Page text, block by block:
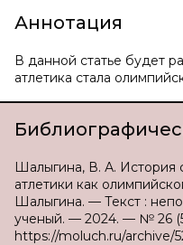
Аннотация
В данной статье будет
атлетика стала
Шалыгина, В. А. История
атлетики как
Шалыгина. — Текст :
ученый. — 2024. — № 26
https://moluch.ru/archive/